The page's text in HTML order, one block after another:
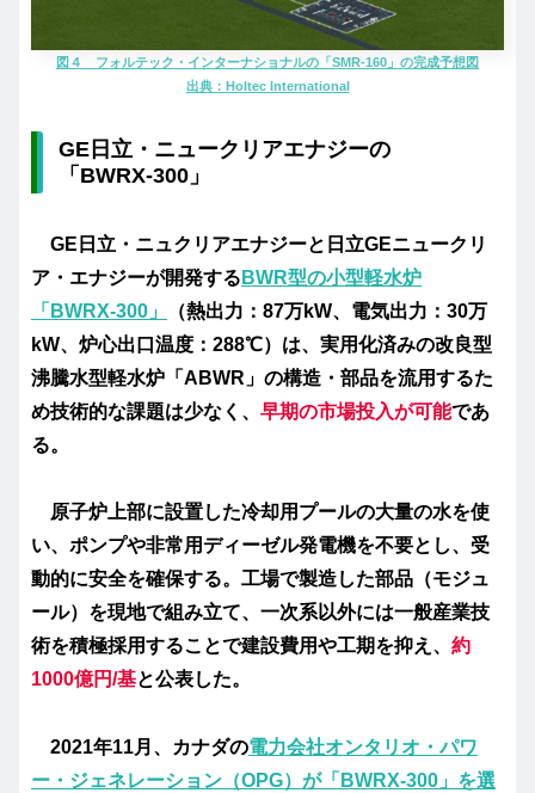
図４ フォルテック・インターナショナルの「SMR-160」の完成予想図
出典：Holtec International
GE日立・ニュークリアエナジーの
「BWRX-300」
GE日立・ニュクリアエナジーと日立GEニュークリ
ア・エナジーが開発する BWR型の小型軽水炉
「BWRX-300」
（熱出力：87万kW、電気出力：30万
kW、炉心出口温度：288℃）は、実用化済みの改良型
沸騰水型軽水炉「ABWR」の構造・部品を流用するた
め技術的な課題は少なく、 早期の市場投入が可能であ
る。
原子炉上部に設置した冷却用プールの大量の水を使
い、ポンプや非常用ディーゼル発電機を不要とし、受
動的に安全を確保する。工場で製造した部品（モジュ
ール）を現地で組み立て、一次系以外には一般産業技
術を積極採用することで建設費用や工期を抑え、 約
1000億円/基と公表した。
2021年11月、カナダの電力会社オンタリオ・パワ
ー・ジェネレーション（OPG）が「BWRX-300」を選